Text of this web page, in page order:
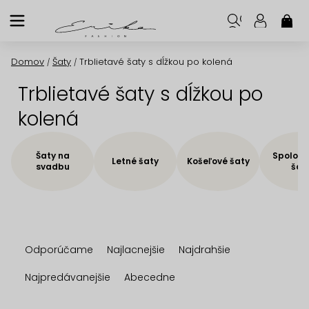
na
Domov / Šaty / Trblietavé šaty s dĺžkou po kolená
Trblietavé šaty s dĺžkou po
kolená
Šaty na
svadbu
Letné šaty Košeľové šaty
a
d
Odporúčame Najlacnejšie
Najdrahšie
Najpredávanejšie
Abecedne